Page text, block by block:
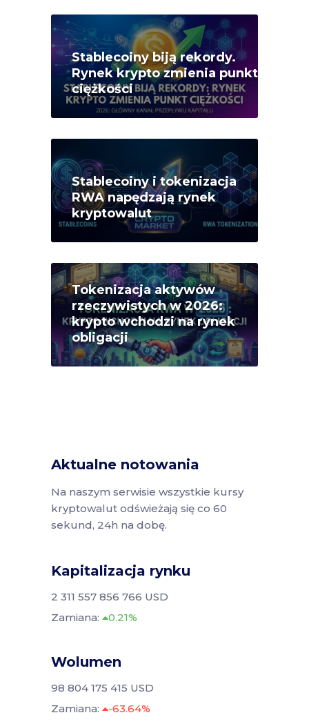
Stablecoiny biją rekordy.
Rynek krypto zmienia punkt
ciężkości
Stablecoiny i tokenizacja
RWA napędzają rynek
kryptowalut
Tokenizacja aktywów
rzeczywistych w 2026:
krypto wchodzi na rynek
obligacji
Aktualne notowania
Na naszym serwisie wszystkie kursy
kryptowalut odświeżają się co 60
sekund, 24h na dobę.
Kapitalizacja rynku
2 311 557 856 766 USD
Zamiana:
0.21%
Wolumen
98 804 175 415 USD
Zamiana:
-63.64%